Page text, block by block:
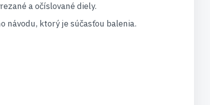
a očíslované diely.
návodu, ktorý je súčasťou balenia.